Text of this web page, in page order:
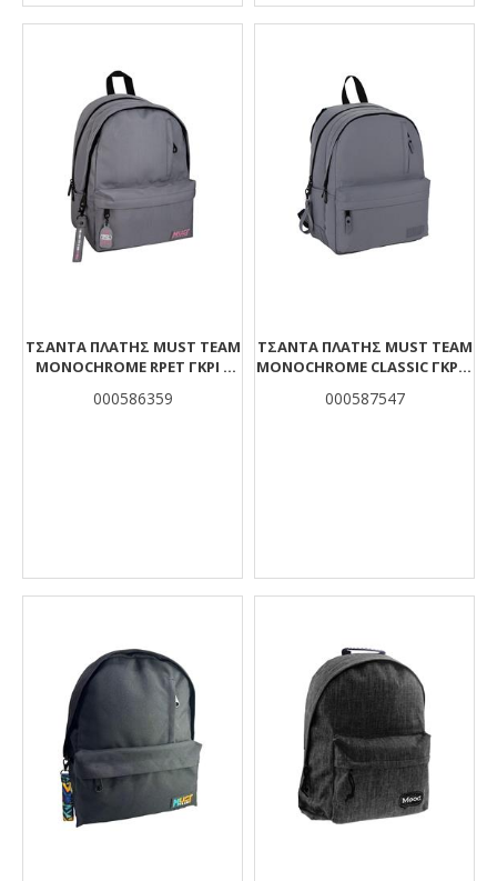
ΤΣΆΝΤΑ ΠΛΆΤΗΣ MUST TEAM
MONOCHROME RPET ΓΚΡΙ 2
000586359
ΤΣΆΝΤΑ ΠΛΆΤΗΣ MUST TEAM
MONOCHROME CLASSIC ΓΚΡΙ 2
000587547